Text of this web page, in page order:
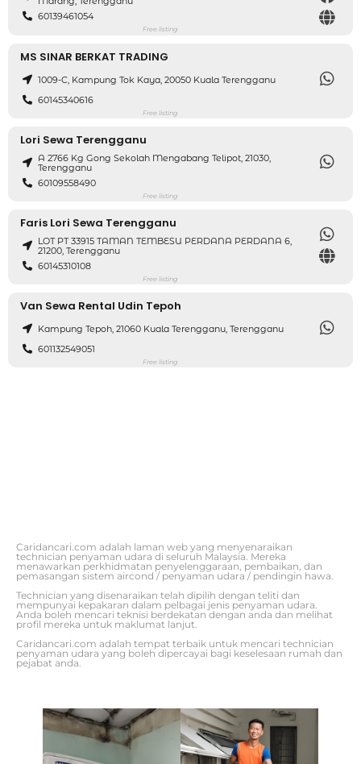
60139461054
Free listing
MS SINAR BERKAT TRADING
1009-C, Kampung Tok Kaya, 20050 Kuala Terengganu
60145340616
Free listing
Lori Sewa Terengganu
A 2766 Kg Gong Sekolah Mengabang Telipot, 21030,
Terengganu
60109558490
Free listing
Faris Lori Sewa Terengganu
LOT PT 33915 TAMAN TEMBESU PERDANA PERDANA 6,
21200, Terengganu
60145310108
Free listing
Van Sewa Rental Udin Tepoh
Kampung Tepoh, 21060 Kuala Terengganu, Terengganu
601132549051
Free listing
Caridancari.com adalah laman web yang menyenaraikan
technician penyaman udara di seluruh Malaysia. Mereka
menawarkan perkhidmatan penyelenggaraan, pembaikan, dan
pemasangan sistem aircond / penyaman udara / pendingin hawa.
Technician yang disenaraikan telah dipilih dengan teliti dan
mempunyai kepakaran dalam pelbagai jenis penyaman udara.
Anda boleh mencari teknisi berdekatan dengan anda dan melihat
profil mereka untuk maklumat lanjut.
Caridancari.com adalah tempat terbaik untuk mencari technician
penyaman udara yang boleh dipercayai bagi keselesaan rumah dan
pejabat anda.